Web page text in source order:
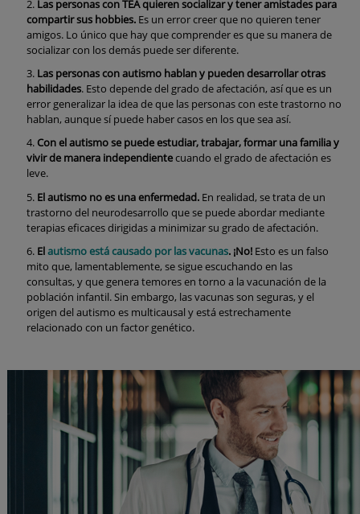
Las personas con TEA quieren socializar y tener amistades para
compartir sus hobbies. Es un error creer que no quieren tener
amigos. Lo único que hay que comprender es que su manera de
socializar con los demás puede ser diferente.
Las personas con autismo hablan y pueden desarrollar otras
habilidades. Esto depende del grado de afectación, así que es un
error generalizar la idea de que las personas con este trastorno no
hablan, aunque sí puede haber casos en los que sea así.
Con el autismo se puede estudiar, trabajar, formar una familia y
vivir de manera independientecuando el grado de afectación es
leve.
El autismo no es una enfermedad. En realidad, se trata de un
trastorno del neurodesarrollo que se puede abordar mediante
terapias eficaces dirigidas a minimizar su grado de afectación.
Elautismo está causado por las vacunas. ¡No!Esto es un falso
mito que, lamentablemente, se sigue escuchando en las
consultas, y que genera temores en torno a la vacunación de la
población infantil. Sin embargo, las vacunas son seguras, y el
origen del autismo es multicausal y está estrechamente
relacionado con un factor genético.